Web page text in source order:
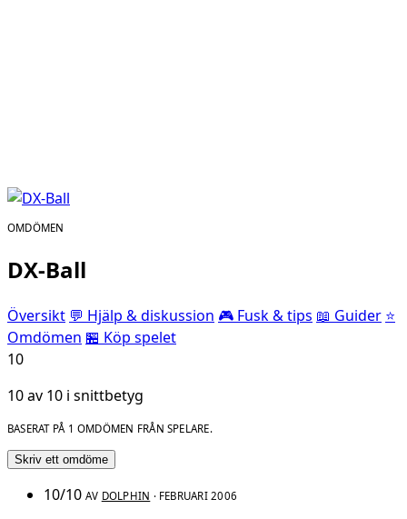
OMDÖMEN
DX-Ball
Översikt 💬 Hjälp & diskussion 🎮 Fusk & tips 📖 Guider ⭐
Omdömen 🏪 Köp spelet
10
10 av 10 i snittbetyg
BASERAT PÅ 1 OMDÖMEN FRÅN SPELARE.
Skriv ett omdöme
10/10 AV DOLPHIN · FEBRUARI 2006